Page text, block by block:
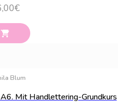
€
Blum
Mit Handlettering-Grundkurs